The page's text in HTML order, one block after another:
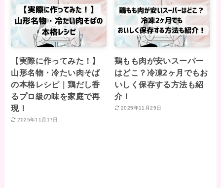
【実際に作ってみた！】
山形名物・冷たい肉そば
の本格レシピ｜鶏だし香
るプロ級の味を家庭で再
現！
2025年11月17日
鶏もも肉が安いスーパー
はどこ？冷凍2ヶ月でもお
いしく保存する方法も紹
介！
2025年11月25日